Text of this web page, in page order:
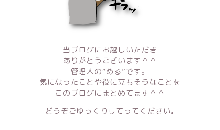
当ブログにお越しいただき
ありがとうございます＾＾
管理人の“める”です。
気になったことや役に立ちそうなことを
このブログにまとめてます＾＾
どうぞごゆっくりしてってください♩